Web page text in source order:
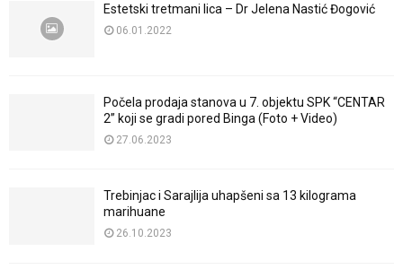
Estetski tretmani lica – Dr Jelena Nastić Đogović
06.01.2022
Počela prodaja stanova u 7. objektu SPK “CENTAR
2” koji se gradi pored Binga (Foto + Video)
27.06.2023
Trebinjac i Sarajlija uhapšeni sa 13 kilograma
marihuane
26.10.2023